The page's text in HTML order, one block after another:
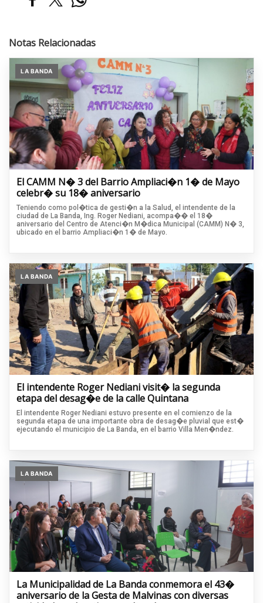
Notas Relacionadas
LA BANDA
El CAMM N� 3 del Barrio Ampliaci�n 1� de Mayo
celebr� su 18� aniversario
Teniendo como pol�tica de gesti�n a la Salud, el intendente de la
ciudad de La Banda, Ing. Roger Nediani, acompa�� el 18�
aniversario del Centro de Atenci�n M�dica Municipal (CAMM) N� 3,
ubicado en el barrio Ampliaci�n 1� de Mayo.
LA BANDA
El intendente Roger Nediani visit� la segunda
etapa del desag�e de la calle Quintana
El intendente Roger Nediani estuvo presente en el comienzo de la
segunda etapa de una importante obra de desag�e pluvial que est�
ejecutando el municipio de La Banda, en el barrio Villa Men�ndez.
LA BANDA
La Municipalidad de La Banda conmemora el 43�
aniversario de la Gesta de Malvinas con diversas